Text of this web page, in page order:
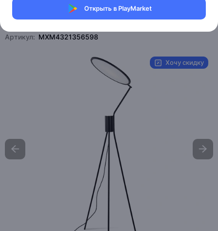
Открыть в PlayMarket
Магазин Weller Store
Артикул: MXM4321356598
Хочу скидку